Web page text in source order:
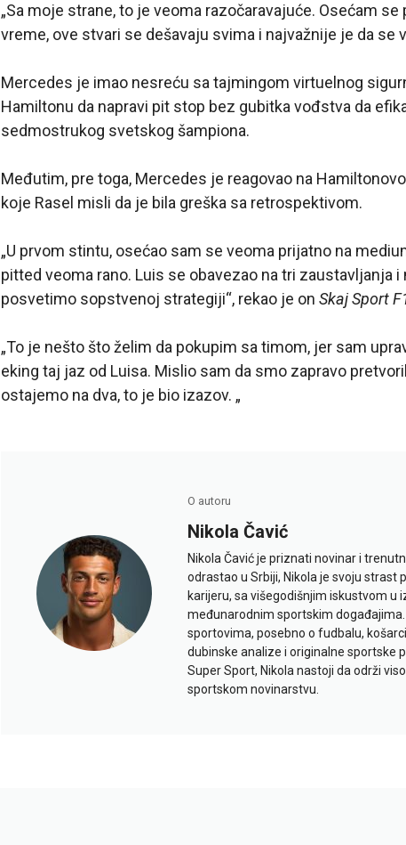
„Sa moje strane, to je veoma razočaravajuće. Osećam
vreme, ove stvari se dešavaju svima i najvažnije je da se
Mercedes je imao nesreću sa tajmingom virtuelnog
Hamiltonu da napravi pit stop bez gubitka vođstva da
sedmostrukog svetskog šampiona.
Međutim, pre toga, Mercedes je reagovao na
koje Rasel misli da je bila greška sa retrospektivom.
„U prvom stintu, osećao sam se veoma prijatno na
pitted veoma rano. Luis se obavezao na tri zaustavljanja
posvetimo sopstvenoj strategiji“, rekao je on Skaj Sport
„To je nešto što želim da pokupim sa timom, jer sam
eking taj jaz od Luisa. Mislio sam da smo zapravo
ostajemo na dva, to je bio izazov. „
O autoru
Nikola Čavić
Nikola Čavić je priznati novinar i
odrastao u Srbiji, Nikola je svoju strast
karijeru, sa višegodišnjim iskustvom u
međunarodnim sportskim
sportovima, posebno o fudbalu,
dubinske analize i originalne sportske
Super Sport, Nikola nastoji da održi
sportskom novinarstvu.